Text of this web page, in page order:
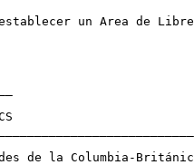
un Area de Libre
de la Columbia-